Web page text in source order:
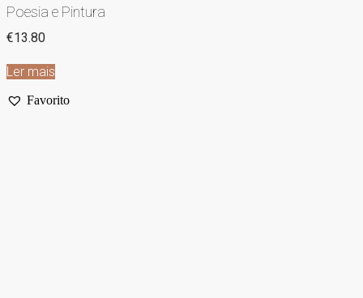
Poesia e Pintura
€13.80
Ler mais
Favorito